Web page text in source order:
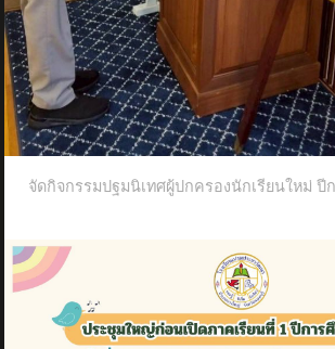
จัดกิจกรรมปฐมนิเทศผู้ปกครองนักเรียนใหม่ ปี